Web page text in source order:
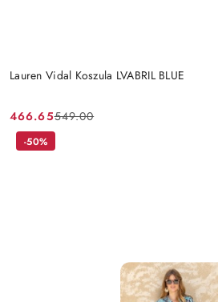
Lauren Vidal Koszula LVABRIL BLUE
Cena
promocyjna:
466.65
Cena
przed
549.00
-50%